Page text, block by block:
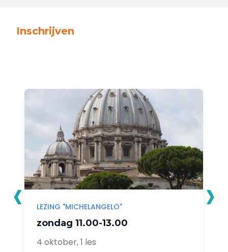
Inschrijven
LEZING "MICHELANGELO"
zondag 11.00-13.00
4 oktober, 1 les
‹ ›